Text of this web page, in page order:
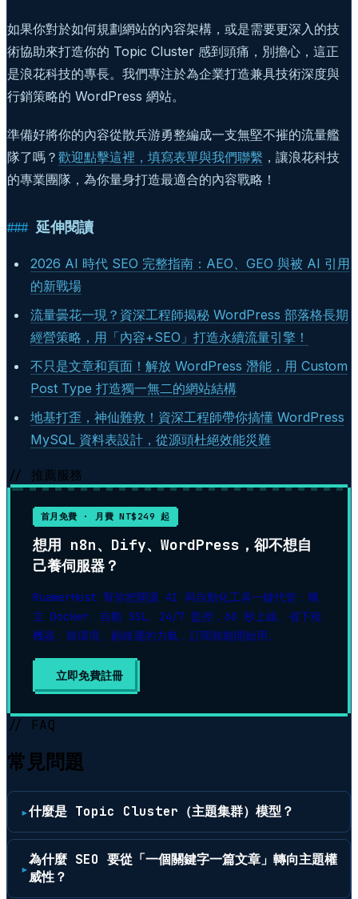
如果你對於如何規劃網站的內容架構，或是需要更深入的技
術協助來打造你的 Topic Cluster 感到頭痛，別擔心，這正
是浪花科技的專長。我們專注於為企業打造兼具技術深度與
行銷策略的 WordPress 網站。
準備好將你的內容從散兵游勇整編成一支無堅不摧的流量艦
隊了嗎？ 歡迎點擊這裡，填寫表單與我們聯繫 ，讓浪花科技
的專業團隊，為你量身打造最適合的內容戰略！
延伸閱讀
2026 AI 時代 SEO 完整指南：AEO、GEO 與被 AI 引用
的新戰場
流量曇花一現？資深工程師揭秘 WordPress 部落格長期
經營策略，用「內容+SEO」打造永續流量引擎！
不只是文章和頁面！解放 WordPress 潛能，用 Custom
Post Type 打造獨一無二的網站結構
地基打歪，神仙難救！資深工程師帶你搞懂 WordPress
MySQL 資料表設計，從源頭杜絕效能災難
// 推薦服務
首月免費 · 月費 NT$249 起
想用 n8n、Dify、WordPress，卻不想自
己養伺服器？
RoamerHost 幫你把開源 AI 與自動化工具一鍵代管：獨
立 Docker、自動 SSL、24/7 監控，60 秒上線。省下租
機器、裝環境、顧維運的力氣，訂閱就能開始用。
立即免費註冊
// FAQ
常見問題
什麼是 Topic Cluster（主題集群）模型？
為什麼 SEO 要從「一個關鍵字一篇文章」轉向主題權
威性？